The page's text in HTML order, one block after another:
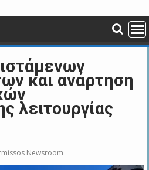
και ανάρτηση
λειτουργίας
Newsroom